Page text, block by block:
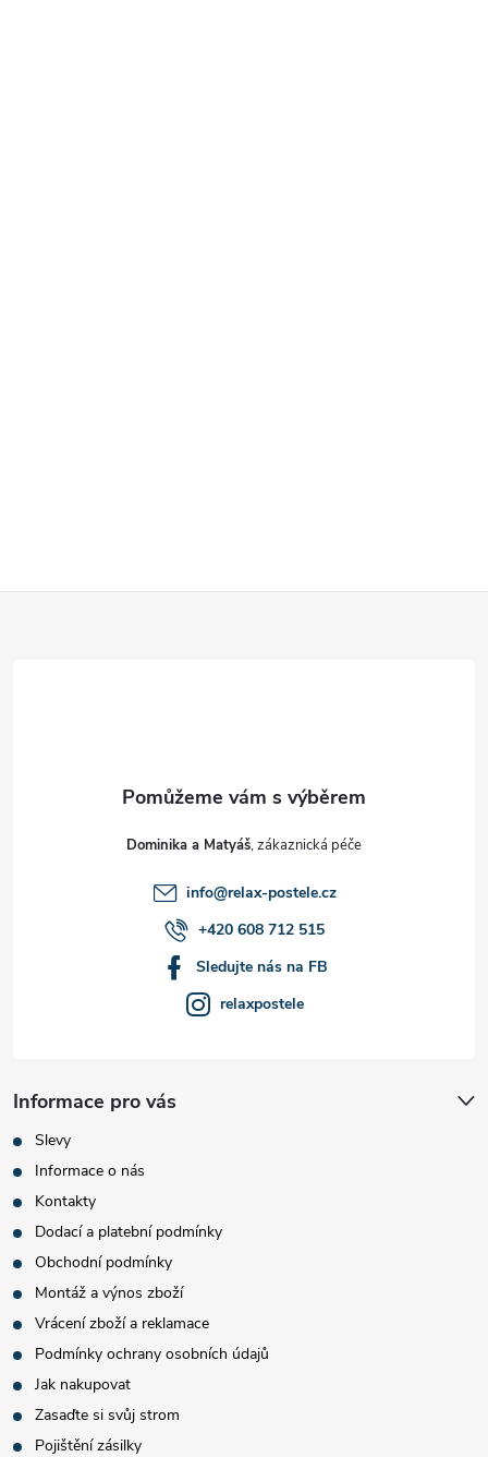
Dominika a Matyáš
info@relax-postele.cz
+420 608 712 515
Sledujte nás na FB
relaxpostele
Informace pro vás
Slevy
Informace o nás
Kontakty
Dodací a platební podmínky
Obchodní podmínky
Montáž a výnos zboží
Vrácení zboží a reklamace
Podmínky ochrany osobních údajů
Jak nakupovat
Zasaďte si svůj strom
Pojištění zásilky